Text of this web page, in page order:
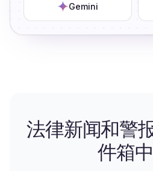
Gemini
法律新闻和警
件箱中